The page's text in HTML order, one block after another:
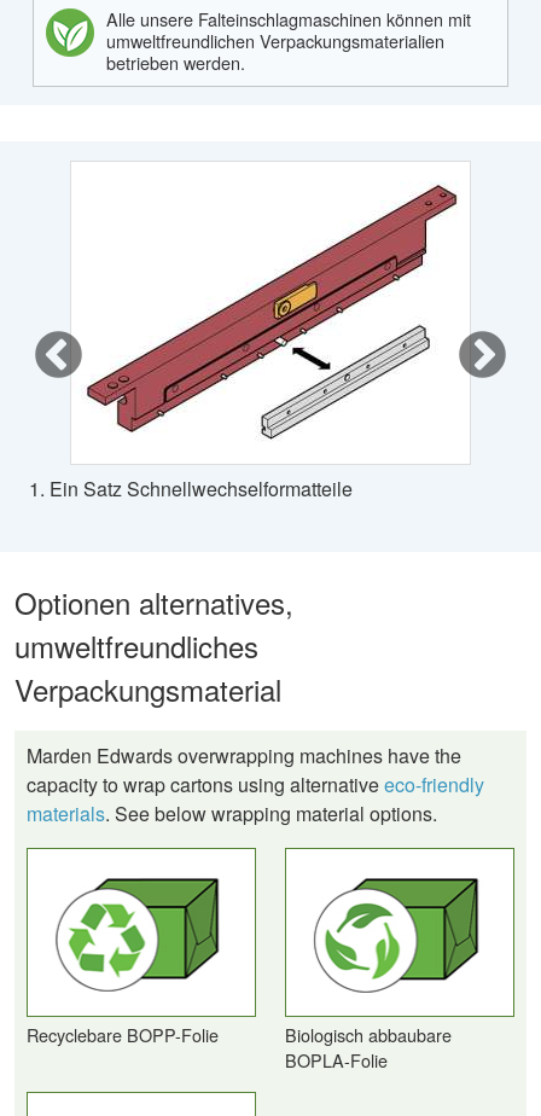
Alle unsere Falteinschlagmaschinen können mit
umweltfreundlichen Verpackungsmaterialien
betrieben werden.
1. Ein Satz Schnellwechselformatteile
Optionen alternatives,
umweltfreundliches
Verpackungsmaterial
Marden Edwards overwrapping machines have the
capacity to wrap cartons using alternativeeco-friendly
materials. See below wrapping material options.
Recyclebare BOPP-Folie
Biologisch abbaubare
BOPLA-Folie